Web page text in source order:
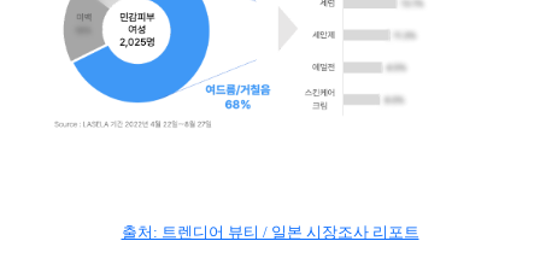
출처: 트렌디어 뷰티 / 일본 시장조사 리포트